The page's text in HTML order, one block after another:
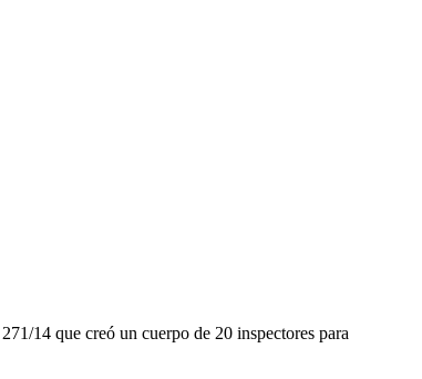
14 que creó un cuerpo de 20 inspectores para